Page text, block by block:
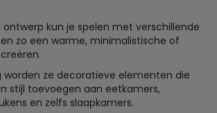
ontwerp kun je spelen met verschillende
zo een warme, minimalistische of
worden ze decoratieve elementen die
stijl toevoegen aan eetkamers,
en zelfs slaapkamers.